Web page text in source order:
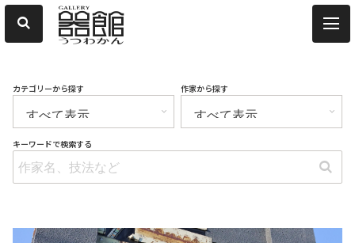
カテゴリーから探す 作家から探す
キーワードで検索する